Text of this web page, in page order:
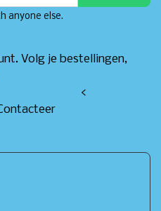
anyone else.
Volg je bestellingen,
<